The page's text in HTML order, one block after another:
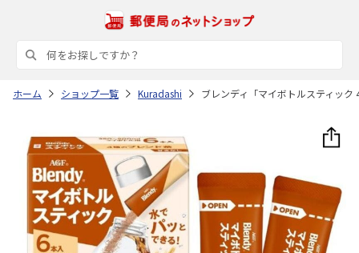
ホーム ショップ一覧 Kuradashi ブレンディ「マイボトルスティッ